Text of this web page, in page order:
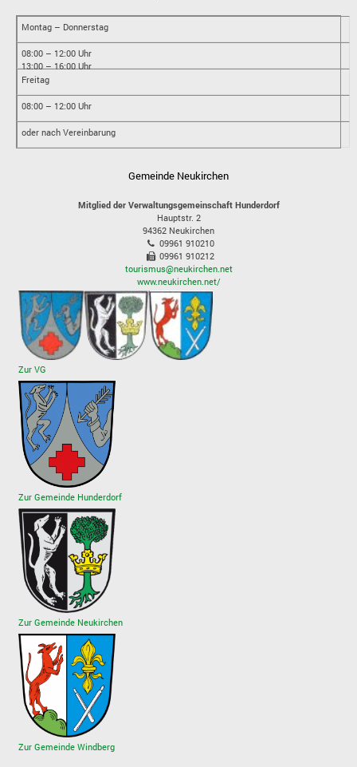
Montag – Donnerstag
08:00 – 12:00 Uhr
13:00 – 16:00 Uhr
Freitag
08:00 – 12:00 Uhr
oder nach Vereinbarung
Gemeinde Neukirchen
Mitglied der Verwaltungsgemeinschaft Hunderdorf
Hauptstr. 2
94362 Neukirchen
09961 910210
09961 910212
tourismus@neukirchen.net
www.neukirchen.net/
Zur VG
Zur Gemeinde Hunderdorf
Zur Gemeinde Neukirchen
Zur Gemeinde Windberg